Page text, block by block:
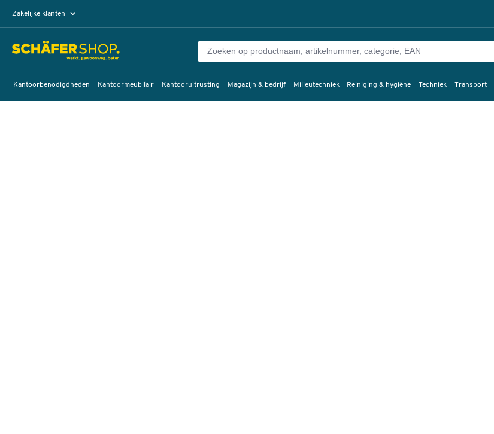
Zakelijke klanten
Kantoorbenodigdheden Kantoormeubilair Kantooruitrusting Magazijn & bedrijf Milieutechniek Reiniging & hygiëne Techniek Transport